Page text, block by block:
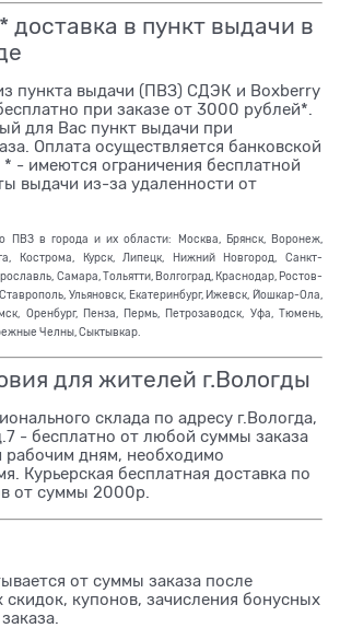
доставка в пункт выдачи в
пункта выдачи (ПВЗ) СДЭК и Boxberry
при заказе от 3000 рублей*.
для Вас пункт выдачи при
Оплата осуществляется банковской
* - имеются ограничения бесплатной
выдачи из-за удаленности от
ПВЗ в города и их области: Москва, Брянск, Воронеж,
Кострома, Курск, Липецк, Нижний Новгород, Санкт-
Самара, Тольятти, Волгоград, Краснодар, Ростов-
Ульяновск, Екатеринбург, Ижевск, Йошкар-Ола,
Оренбург, Пенза, Пермь, Петрозаводск, Уфа, Тюмень,
Челны, Сыктывкар.
для жителей г.Вологды
склада по адресу г.Вологда,
- бесплатно от любой суммы заказа
дням, необходимо
Курьерская бесплатная доставка по
от суммы 2000р.
от суммы заказа после
скидок, купонов, зачисления бонусных